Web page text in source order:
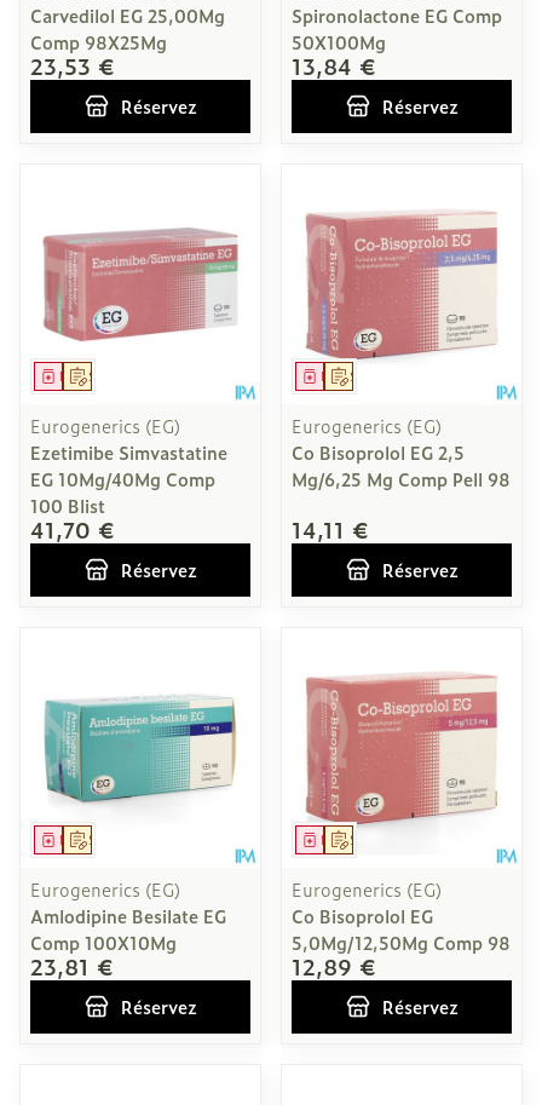
Carvedilol EG 25,00Mg
Comp 98X25Mg
23,53 €
Réservez
Spironolactone EG Comp
50X100Mg
13,84 €
Réservez
Sur prescription
Médicament
Eurogenerics (EG)
Ezetimibe Simvastatine
EG 10Mg/40Mg Comp
100 Blist
41,70 €
Réservez
Sur prescription
Médicament
Eurogenerics (EG)
Co Bisoprolol EG 2,5
Mg/6,25 Mg Comp Pell 98
14,11 €
Réservez
Sur prescription
Médicament
Eurogenerics (EG)
Amlodipine Besilate EG
Comp 100X10Mg
23,81 €
Réservez
Sur prescription
Médicament
Eurogenerics (EG)
Co Bisoprolol EG
5,0Mg/12,50Mg Comp 98
12,89 €
Réservez